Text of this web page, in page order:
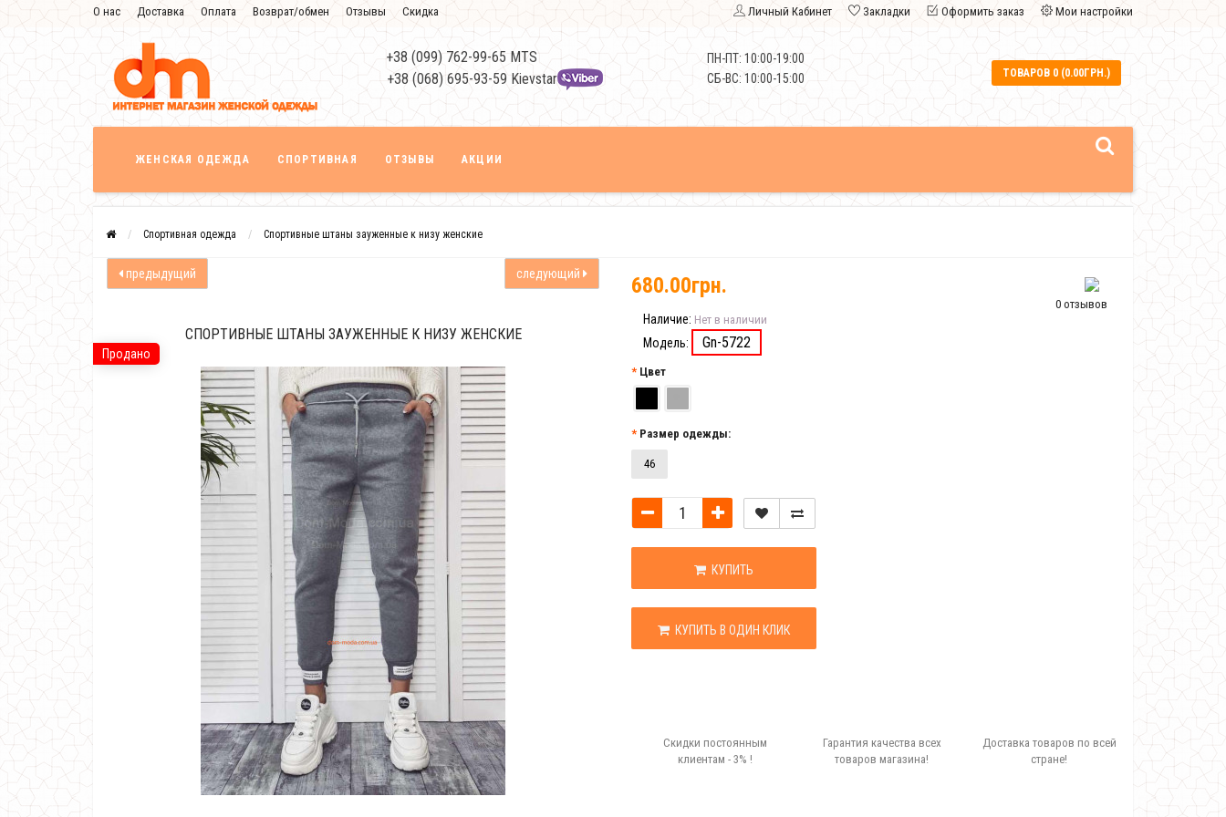
О нас Доставка Оплата Возврат/обмен Отзывы Скидка Личный Кабинет Закладки Оформить заказ Мои настройки
+38 (099) 762-99-65 MTS
+38 (068) 695-93-59 Kievstar
ПН-ПТ: 10:00-19:00
СБ-ВС: 10:00-15:00
ТОВАРОВ 0 (0.00ГРН.)
ЖЕНСКАЯ ОДЕЖДА СПОРТИВНАЯ ОТЗЫВЫ АКЦИИ
Спортивная одежда Спортивные штаны зауженные к низу женские
предыдущий следующий
Продано
СПОРТИВНЫЕ ШТАНЫ ЗАУЖЕННЫЕ К НИЗУ ЖЕНСКИЕ
0 отзывов
680.00грн.
Наличие: Нет в наличии
Модель: Gn-5722
Цвет
Размер одежды:
46
КУПИТЬ
КУПИТЬ В ОДИН КЛИК
Скидки постоянным
клиентам - 3% !
Гарантия качества всех
товаров магазина!
Доставка товаров по всей
стране!